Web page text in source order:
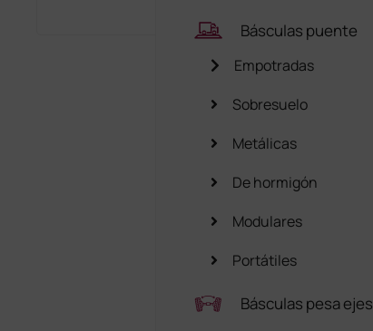
Básculas puente
Empotradas
Sobresuelo
Metálicas
De hormigón
Modulares
Portátiles
Básculas pesa ejes